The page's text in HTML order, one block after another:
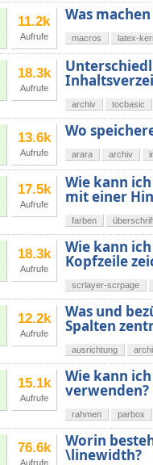
11.2k
Aufrufe
Was
macros latex-
18.3k
Aufrufe
archiv tocbasic
13.6k
Aufrufe
Wo
arara archiv
17.5k
Aufrufe
Wie kann
mit einer
farben
18.3k
Aufrufe
Wie kann
Kopfzeile
scrlayer-scrpage
12.2k
Aufrufe
Was und
Spalten
ausrichtung
15.1k
Aufrufe
Wie kann
verwenden?
rahmen parbox
76.6k
Aufrufe
Worin
\linewidth?